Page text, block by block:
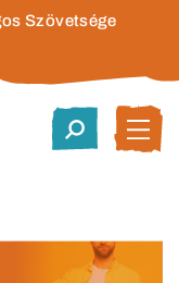
Szövetsége